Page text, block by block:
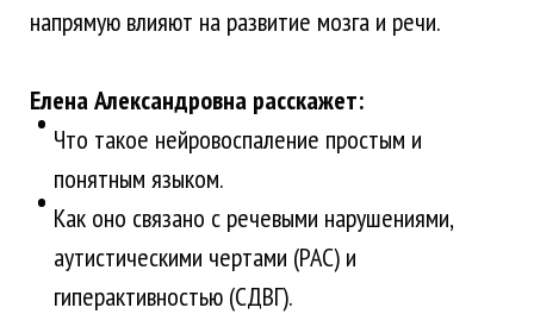
напрямую влияют на развитие мозга и речи.
Елена Александровна расскажет:
Что такое нейровоспаление простым и
понятным языком.
Как оно связано с речевыми нарушениями,
аутистическими чертами (РАС) и
гиперактивностью (СДВГ).